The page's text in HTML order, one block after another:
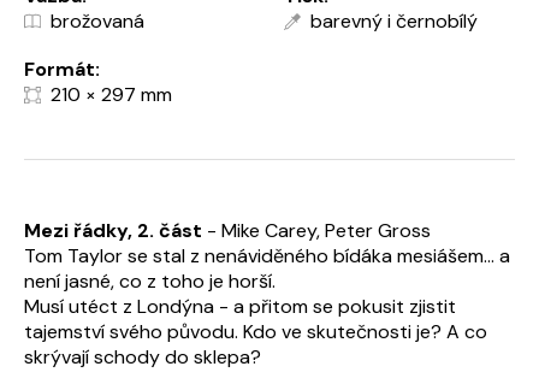
brožovaná
barevný i černobílý
Formát:
210 × 297 mm
Mezi řádky, 2. část - Mike Carey, Peter Gross
Tom Taylor se stal z nenáviděného bídáka mesiášem... a
není jasné, co z toho je horší.
Musí utéct z Londýna - a přitom se pokusit zjistit
tajemství svého původu. Kdo ve skutečnosti je? A co
skrývají schody do sklepa?